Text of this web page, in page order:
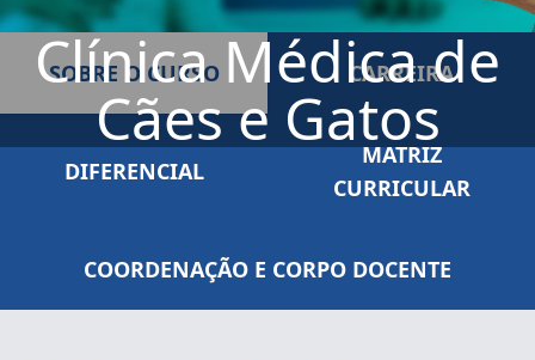
Clínica Médica de
Cães e Gatos
SOBRE O CURSO CARREIRA
DIFERENCIAL
MATRIZ
CURRICULAR
COORDENAÇÃO E CORPO DOCENTE